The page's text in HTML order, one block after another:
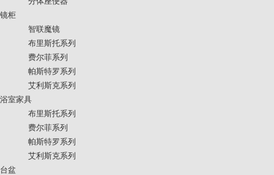
镜柜
智联魔镜
布里斯托系列
费尔菲系列
帕斯特罗系列
艾利斯克系列
浴室家具
布里斯托系列
费尔菲系列
帕斯特罗系列
艾利斯克系列
台盆